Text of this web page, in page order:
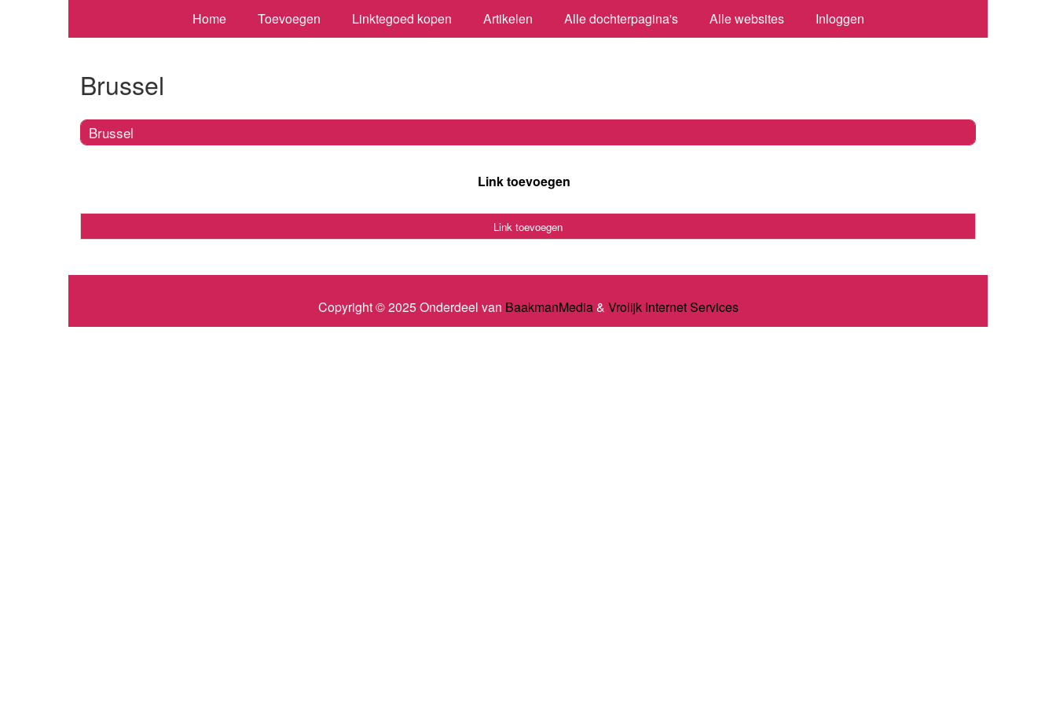
Home Toevoegen Linktegoed kopen Artikelen Alle dochterpagina's Alle websites Inloggen
Brussel
Brussel
Link toevoegen
Link toevoegen
Copyright © 2025 Onderdeel van BaakmanMedia& Vrolijk Internet Services